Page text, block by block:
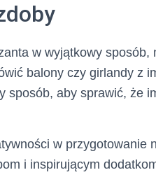
w wyjątkowy sposób,
balony czy girlandy z
sposób, aby sprawić, że
w przygotowanie
i inspirującym